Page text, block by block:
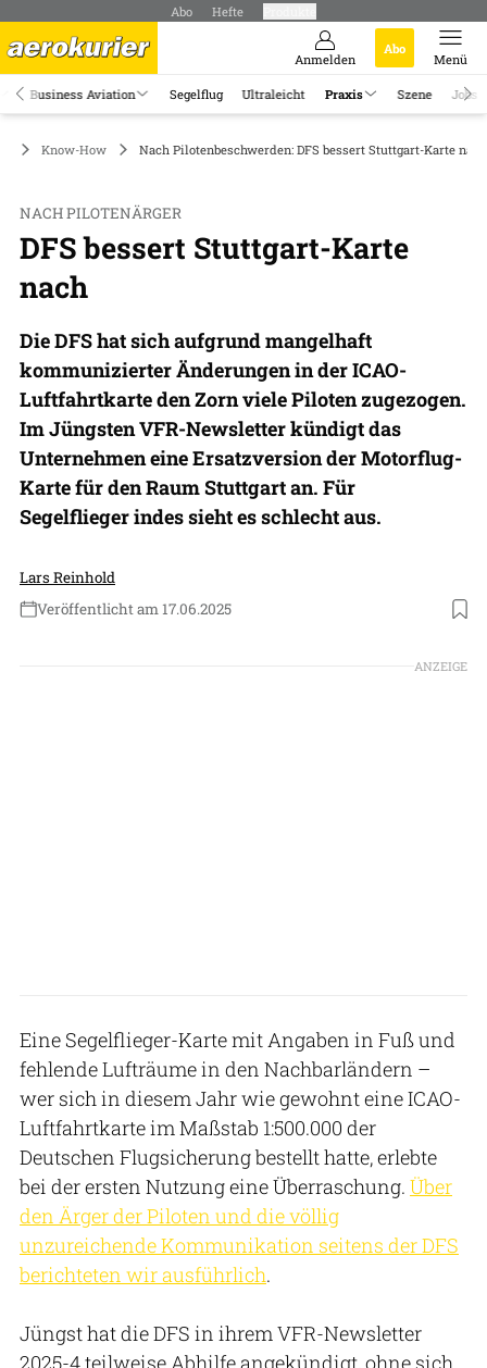
Abo Hefte
Anmelden
Abo
Menü
Business Aviation Segelflug Ultraleicht Praxis Szene Jobs
Know-How Nach Pilotenbeschwerden: DFS bessert Stuttgart-Karte nach
NACH PILOTENÄRGER
DFS bessert Stuttgart-Karte
nach
Die DFS hat sich aufgrund mangelhaft
kommunizierter Änderungen in der ICAO-
Luftfahrtkarte den Zorn viele Piloten zugezogen.
Im Jüngsten VFR-Newsletter kündigt das
Unternehmen eine Ersatzversion der Motorflug-
Karte für den Raum Stuttgart an. Für
Segelflieger indes sieht es schlecht aus.
Lars Reinhold
Veröffentlicht am 17.06.2025
Foto: Lars Reinhold
ANZEIGE
Eine Segelflieger-Karte mit Angaben in Fuß und
fehlende Lufträume in den Nachbarländern –
wer sich in diesem Jahr wie gewohnt eine ICAO-
Luftfahrtkarte im Maßstab 1:500.000 der
Deutschen Flugsicherung bestellt hatte, erlebte
bei der ersten Nutzung eine Überraschung. Über
den Ärger der Piloten und die völlig
unzureichende Kommunikation seitens der DFS
berichteten wir ausführlich.
Jüngst hat die DFS in ihrem VFR-Newsletter
2025-4 teilweise Abhilfe angekündigt, ohne sich